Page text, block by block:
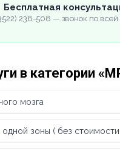
Бесплатная
238-508 — звонок по всей
в категории
мозга
зоны ( без